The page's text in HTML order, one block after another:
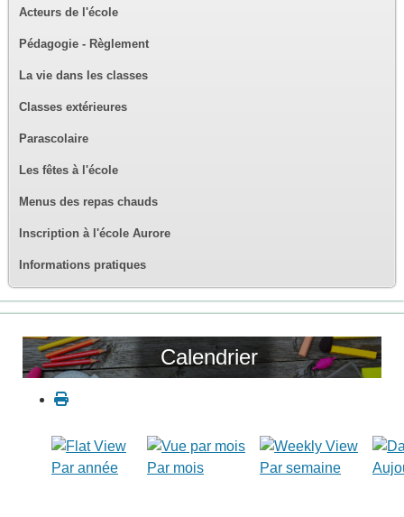
Acteurs de l'école
Pédagogie - Règlement
La vie dans les classes
Classes extérieures
Parascolaire
Les fêtes à l'école
Menus des repas chauds
Inscription à l'école Aurore
Informations pratiques
Calendrier
Par année Par mois Par semaine